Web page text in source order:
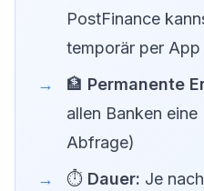
PostFinance
temporär per
🏦 Permanente
allen Banken
Abfrage)
⏱️ Dauer: Je